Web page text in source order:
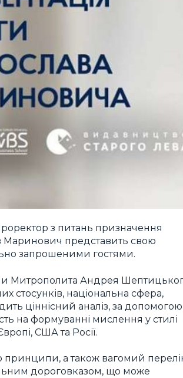
з питань призначення
Маринович представить свою
запрошеними гостями.
Митрополита Андрея
стосунків, національна сфера,
ціннісний аналіз, за допомогою
на формуванні мислення у стилі
США та Росії.
принципи, а також вагомий
дороговказом, що може